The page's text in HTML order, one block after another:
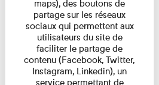
maps), des boutons de
partage sur les réseaux
sociaux qui permettent aux
utilisateurs du site de
faciliter le partage de
contenu (Facebook, Twitter,
Instagram, Linkedin), un
service permettant de